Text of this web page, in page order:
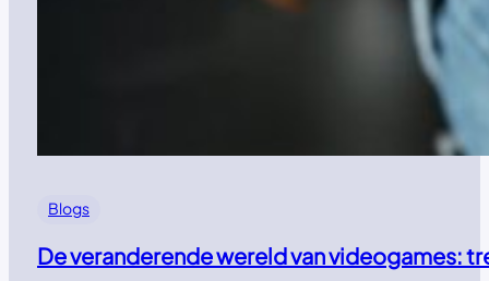
Blogs
De veranderende wereld van videogames: